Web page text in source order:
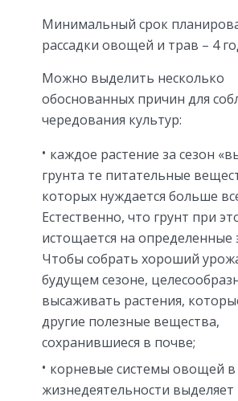
Минимальный срок
рассадки овощей и трав – 4
Можно выделить несколько
обоснованных причин для
чередования культур:
каждое растение за сезон
грунта те питательные
которых нуждается больше
Естественно, что грунт при
истощается на определенные
Чтобы собрать хороший
будущем сезоне,
высаживать растения,
другие полезные вещества,
сохранившиеся в почве;
корневые системы овощей в
жизнедеятельности выделяет